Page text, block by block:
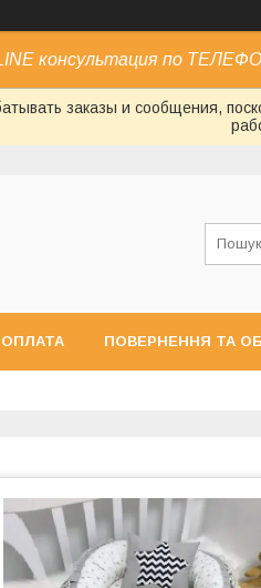
консультация по
заказы и сообщения,
ПОВЕРНЕННЯ ТА